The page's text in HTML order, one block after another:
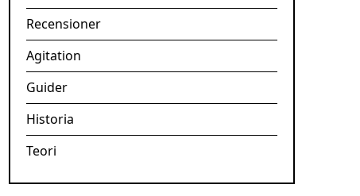
Recensioner
Agitation
Guider
Historia
Teori